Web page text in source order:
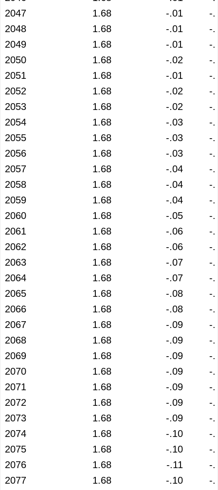
2047
1.68 -.01
-
2048
1.68 -.01
-
2049
1.68 -.01
-
2050
1.68 -.02
-
2051
1.68 -.01
-
2052
1.68 -.02
-
2053
1.68 -.02
-
2054
1.68 -.03
-
2055
1.68 -.03
-
2056
1.68 -.03
-
2057
1.68 -.04
-
2058
1.68 -.04
-
2059
1.68 -.04
-
2060
1.68 -.05
-
2061
1.68 -.06
-
2062
1.68 -.06
-
2063
1.68 -.07
-
2064
1.68 -.07
-
2065
1.68 -.08
-
2066
1.68 -.08
-
2067
1.68 -.09
-
2068
1.68 -.09
-
2069
1.68 -.09
-
2070
1.68 -.09
-
2071
1.68 -.09
-
2072
1.68 -.09
-
2073
1.68 -.09
-
2074
1.68 -.10
-
2075
1.68 -.10
-
2076
1.68 -.11
-
2077
1.68 -.10
-